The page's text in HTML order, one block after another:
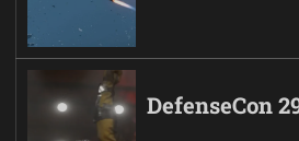
DefenseCon